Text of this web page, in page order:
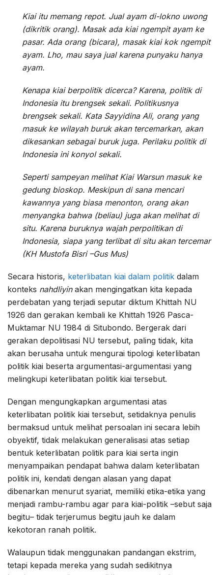
Kiai itu memang repot. Jual ayam di-lokno uwong
(dikritik orang). Masak ada kiai ngempit ayam ke
pasar. Ada orang (bicara), masak kiai kok ngempit
ayam. Lho, mau saya jual karena punyaku hanya
ayam.
Kenapa kiai berpolitik dicerca? Karena, politik di
Indonesia itu brengsek sekali. Politikusnya
brengsek sekali. Kata Sayyidina Ali, orang yang
masuk ke wilayah buruk akan tercemarkan, akan
dikesankan sebagai buruk juga. Perilaku politik di
Indonesia ini konyol sekali.
Seperti sampeyan melihat Kiai Warsun masuk ke
gedung bioskop. Meskipun di sana mencari
kawannya yang biasa menonton, orang akan
menyangka bahwa (beliau) juga akan melihat di
situ. Karena buruknya wajah perpolitikan di
Indonesia, siapa yang terlibat di situ akan tercemar
(KH Mustofa Bisri –Gus Mus)
Secara historis, keterlibatan kiai dalam politik dalam
konteks nahdliyinakan mengingatkan kita kepada
perdebatan yang terjadi seputar diktum Khittah NU
1926 dan gerakan kembali ke Khittah 1926 Pasca-
Muktamar NU 1984 di Situbondo. Bergerak dari
gerakan depolitisasi NU tersebut, paling tidak, kita
akan berusaha untuk mengurai tipologi keterlibatan
politik kiai beserta argumentasi-argumentasi yang
melingkupi keterlibatan politik kiai tersebut.
Dengan mengungkapkan argumentasi atas
keterlibatan politik kiai tersebut, setidaknya penulis
bermaksud untuk melihat persoalan ini secara lebih
obyektif, tidak melakukan generalisasi atas setiap
bentuk keterlibatan politik para kiai serta ingin
menyampaikan pendapat bahwa dalam keterlibatan
politik ini, kendati dengan alasan yang dapat
dibenarkan menurut syariat, memiliki etika-etika yang
menjadi rambu-rambu agar para kiai-politik –sebut saja
begitu– tidak terjerumus begitu jauh ke dalam
kekotoran ranah politik.
Walaupun tidak menggunakan pandangan ekstrim,
tetapi kepada mereka yang sudah sedikitnya